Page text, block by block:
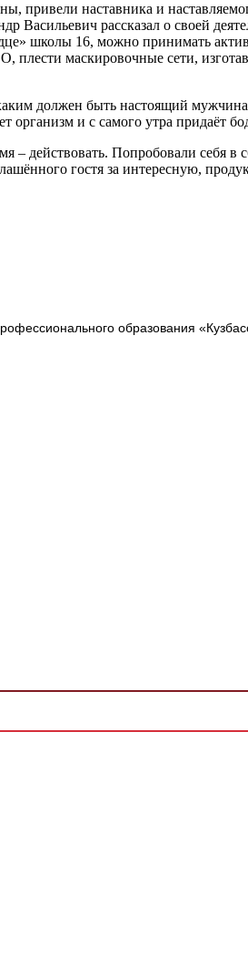
наставника и
рассказал о своей
школы 16, можно принимать
маскировочные сети,
должен быть настоящий
организм и с самого утра придаёт
действовать. Попробовали себя
гостя за интересную,
образования